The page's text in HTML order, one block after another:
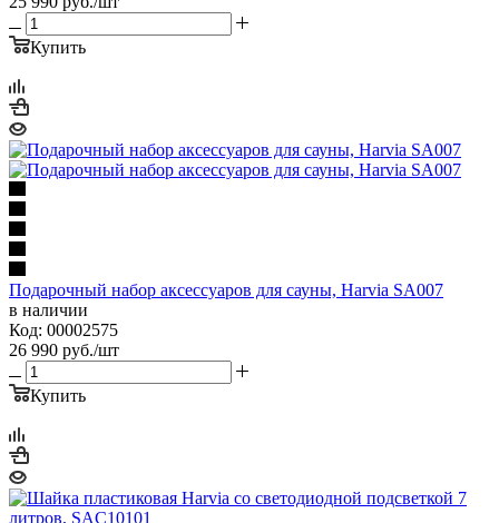
Купить
Подарочный набор аксессуаров для сауны, Harvia SA007
в наличии
Код: 00002575
26 990 руб./шт
Купить